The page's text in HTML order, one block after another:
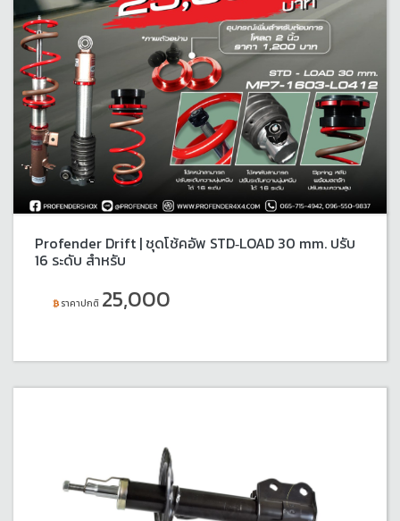
Profender Drift | ชุดโช้คอัพ STD‑LOAD 30 mm. ปรับ
16 ระดับ สำหรับ
ราคาปกติ 25,000